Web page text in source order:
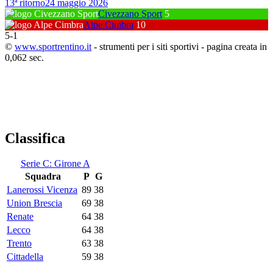
13ª ritorno24 maggio 2026
Civezzano Sport 5
Alpe Cimbra 10
5-1
© www.sportrentino.it - strumenti per i siti sportivi - pagina creata in
0,062 sec.
Classifica
Serie C: Girone A
Squadra
P G
Lanerossi Vicenza 89 38
Union Brescia
69 38
Renate
64 38
Lecco
64 38
Trento
63 38
Cittadella
59 38